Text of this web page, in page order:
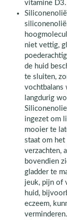
vitamine D3.
niet vettig,
de huid
te sluiten,
vochtbalans
langdurig
ingezet om
mooier te
staat om
verzachten,
bovendien
gladder te
jeuk, pijn of
huid,
eczeem,
verminderen.